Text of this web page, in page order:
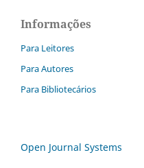
Informações
Para Leitores
Para Autores
Para Bibliotecários
Open Journal Systems